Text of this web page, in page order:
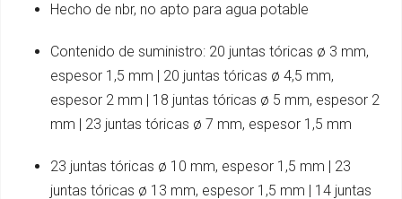
Hecho de nbr, no apto para agua potable
Contenido de suministro: 20 juntas tóricas ø 3 mm,
espesor 1,5 mm | 20 juntas tóricas ø 4,5 mm,
espesor 2 mm | 18 juntas tóricas ø 5 mm, espesor 2
mm | 23 juntas tóricas ø 7 mm, espesor 1,5 mm
23 juntas tóricas ø 10 mm, espesor 1,5 mm | 23
juntas tóricas ø 13 mm, espesor 1,5 mm | 14 juntas